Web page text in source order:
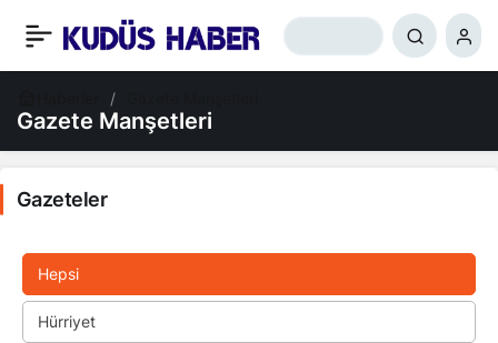
Gazete Manşetleri
Gazeteler
Hepsi
Hürriyet